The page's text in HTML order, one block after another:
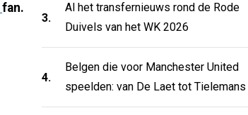
fan.
3.
Al het transfernieuws rond de Rode
Duivels van het WK 2026
4.
Belgen die voor Manchester United
speelden: van De Laet tot Tielemans